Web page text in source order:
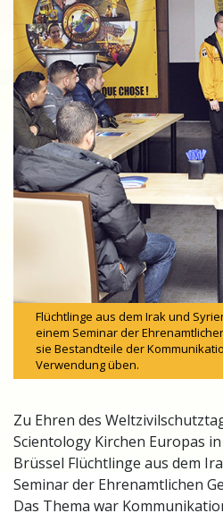
Flüchtlinge aus dem Irak und
einem Seminar der
sie Bestandteile der
Verwendung üben.
Zu Ehren des
Scientology Kirchen Europas
Brüssel Flüchtlinge aus dem
Seminar der Ehrenamtlichen
Das Thema war